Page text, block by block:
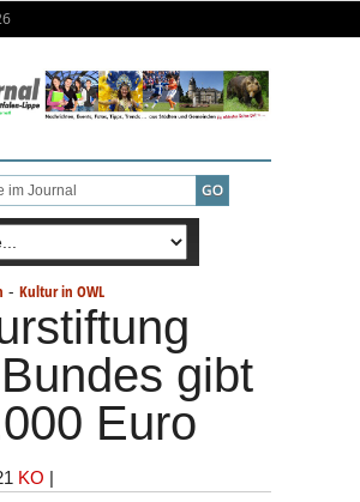
- Kultur in OWL
gibt
Euro
KO |